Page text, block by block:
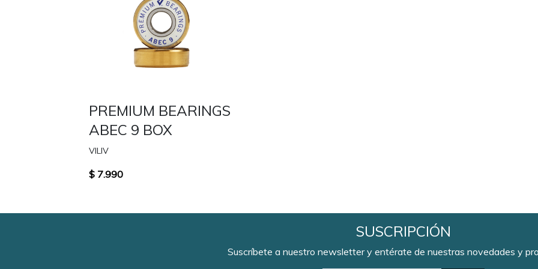
PREMIUM BEARINGS
ABEC 9 BOX
VILIV
$ 7.990
SUSCRIPCIÓN
Suscríbete a nuestro newsletter y entérate de nuestras novedades y